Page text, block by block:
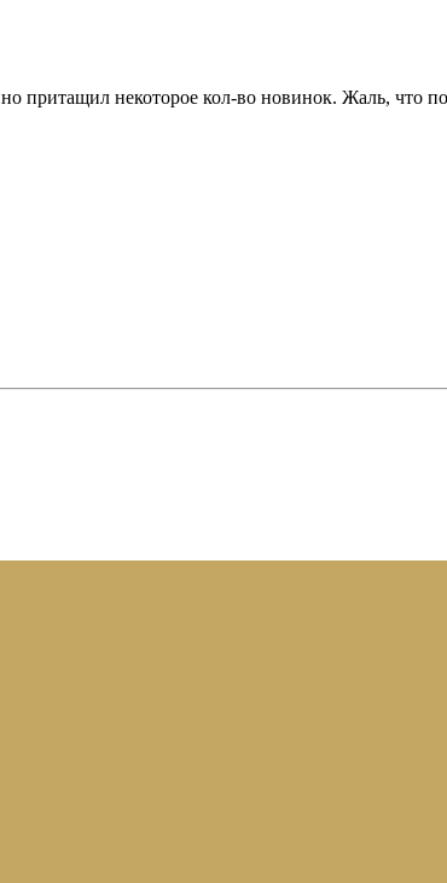
притащил некоторое кол-во новинок. Жаль, что